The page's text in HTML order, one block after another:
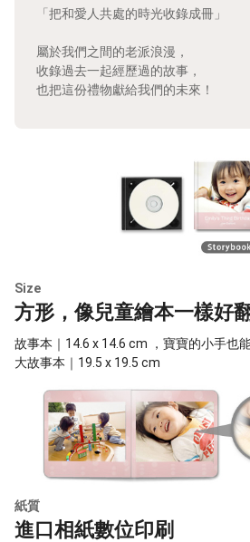
「把和愛人共處的時光收錄成冊」
屬於我們之間的老派浪漫，
收錄過去一起經歷過的故事，
也把這份禮物獻給我們的未來！
Size
方形，像兒童繪本一樣好
故事本｜14.6 x 14.6 cm ，寶寶的小手也
大故事本｜19.5 x 19.5 cm
紙質
進口相紙數位印刷